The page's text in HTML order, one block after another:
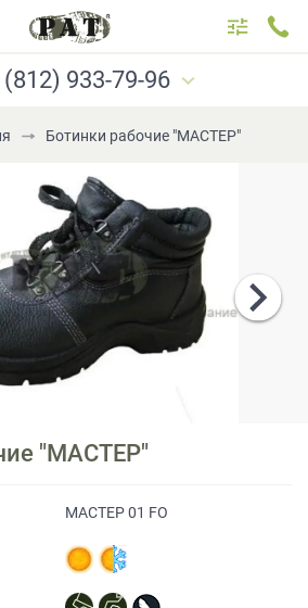
(812) 933-79-96
МОСКВА
(812) 933-79-96
(921) 183-69-96
184-69-96
777-79-96
PATboot@mail.ru
Ботинки рабочие "МАСТЕР"
"МАСТЕР"
МАСТЕР 01 FO